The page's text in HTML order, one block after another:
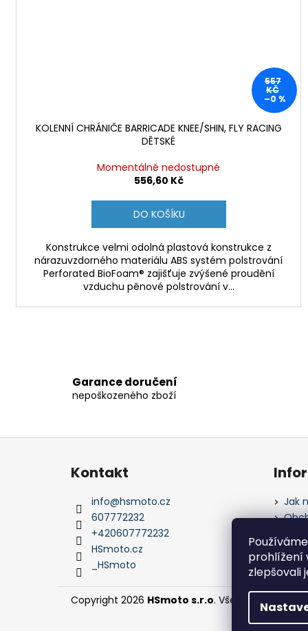
prohlížení
zlepšovali
557
KČ
–0 %
KOLENNÍ CHRÁNIČE BARRICADE KNEE/SHIN, FLY RACING
DĚTSKÉ
Momentálně nedostupné
556,60 Kč
DO KOŠÍKU
Konstrukce velmi odolná plastová konstrukce z
nárazuvzdorného materiálu ABS systém polstrování
Perforated BioFoam® zajišťuje zvýšené proudění
vzduchu pěnové polstrování v...
Garance doručení
nepoškozeného zboží
Kontakt
info@hsmoto.cz
607772232
+420607772232
HSmoto.cz
_HSmoto
Jak
údajů
Copyright 2026 HSmoto s.r.o. Všechna práva